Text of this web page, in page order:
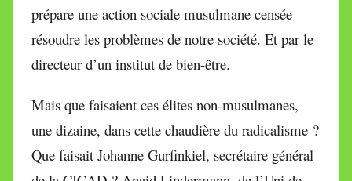
prépare une action sociale musulmane censée
résoudre les problèmes de notre société. Et par le
directeur d’un institut de bien-être.
Mais que faisaient ces élites non-musulmanes,
une dizaine, dans cette chaudière du radicalisme ?
Que faisait Johanne Gurfinkiel, secrétaire général